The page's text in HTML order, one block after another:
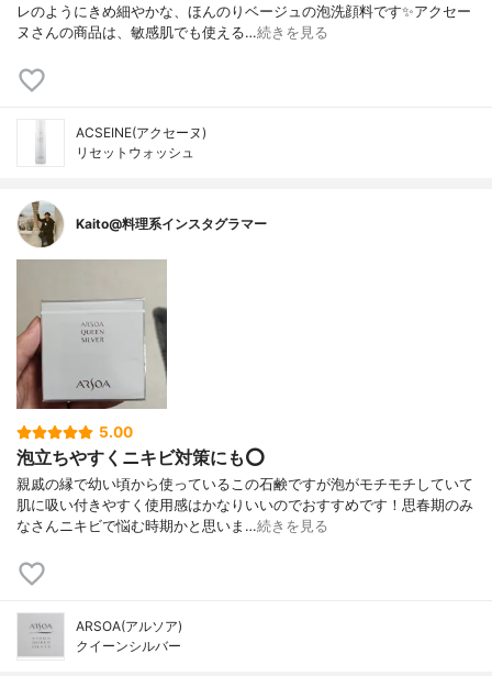
レのようにきめ細やかな、ほんのりベージュの泡洗顔料です✨アクセー
ヌさんの商品は、敏感肌でも使える…続きを見る
ACSEINE(アクセーヌ)
リセットウォッシュ
Kaito@料理系インスタグラマー
5.00
泡立ちやすくニキビ対策にも⭕
親戚の縁で幼い頃から使っているこの石鹸ですが泡がモチモチしていて
肌に吸い付きやすく使用感はかなりいいのでおすすめです！思春期のみ
なさんニキビで悩む時期かと思いま…続きを見る
ARSOA(アルソア)
クイーンシルバー